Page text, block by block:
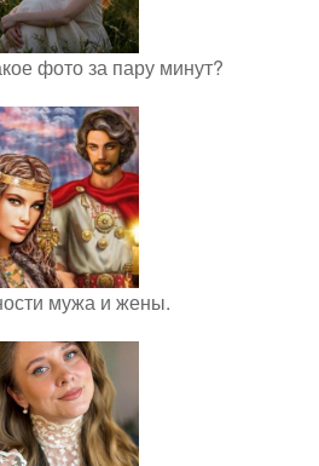
фото за пару минут?
мужа и жены.